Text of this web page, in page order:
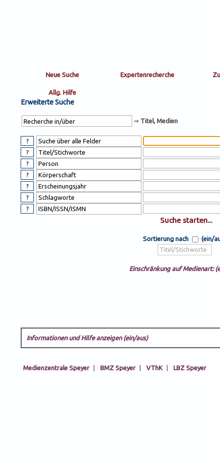
Erweiterte Suche
⇒ Titel, Medien
Sortierung nach (ein/
Einschränkung auf Medienart:
Informationen und Hilfe anzeigen (ein/aus)
Medienzentrale Speyer | BMZ Speyer | VThK | LBZ Speyer